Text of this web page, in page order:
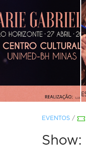
EVENTOS /
Show: